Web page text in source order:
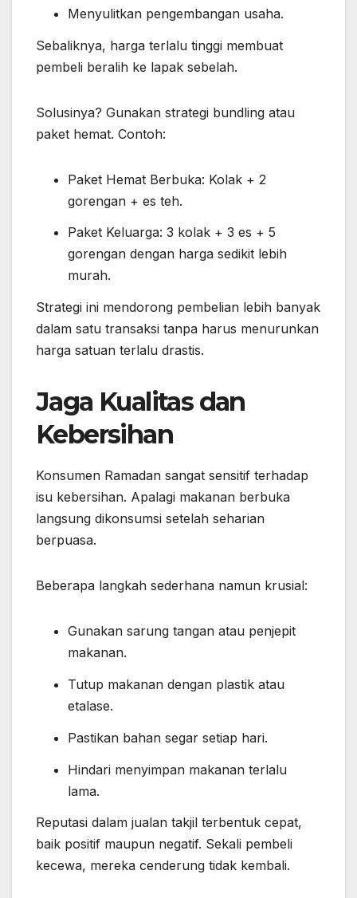
Menyulitkan pengembangan usaha.
Sebaliknya, harga terlalu tinggi membuat
pembeli beralih ke lapak sebelah.
Solusinya? Gunakan strategi bundling atau
paket hemat. Contoh:
Paket Hemat Berbuka: Kolak + 2
gorengan + es teh.
Paket Keluarga: 3 kolak + 3 es + 5
gorengan dengan harga sedikit lebih
murah.
Strategi ini mendorong pembelian lebih banyak
dalam satu transaksi tanpa harus menurunkan
harga satuan terlalu drastis.
Jaga Kualitas dan
Kebersihan
Konsumen Ramadan sangat sensitif terhadap
isu kebersihan. Apalagi makanan berbuka
langsung dikonsumsi setelah seharian
berpuasa.
Beberapa langkah sederhana namun krusial:
Gunakan sarung tangan atau penjepit
makanan.
Tutup makanan dengan plastik atau
etalase.
Pastikan bahan segar setiap hari.
Hindari menyimpan makanan terlalu
lama.
Reputasi dalam jualan takjil terbentuk cepat,
baik positif maupun negatif. Sekali pembeli
kecewa, mereka cenderung tidak kembali.